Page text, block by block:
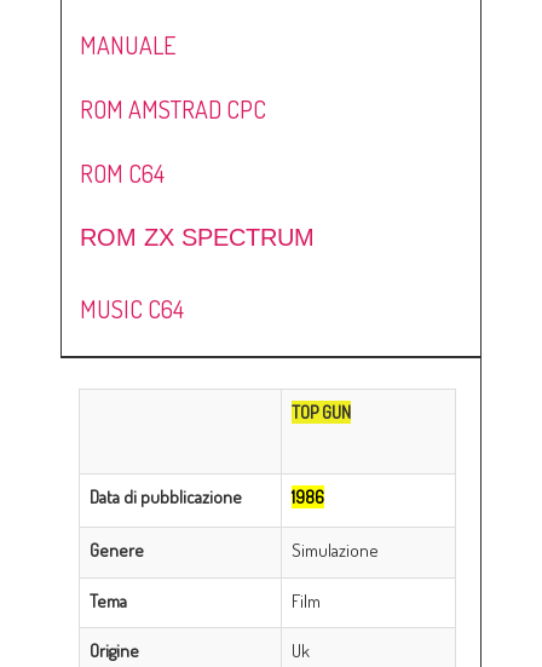
MANUALE
ROM AMSTRAD CPC
ROM C64
ROM ZX SPECTRUM
MUSIC C64
TOP GUN
Data di pubblicazione 1986
Genere Simulazione
Tema Film
Origine Uk